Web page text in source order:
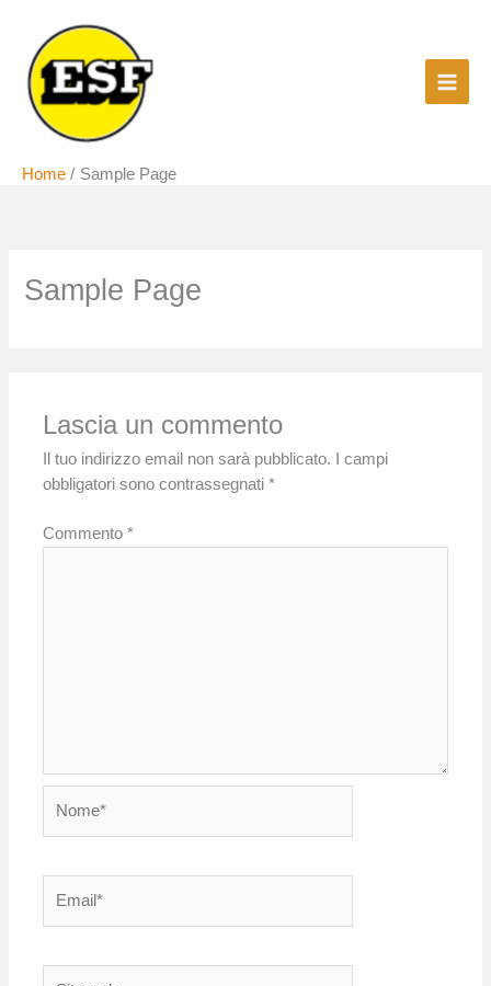
contenuto
Home Sample Page
Sample Page
Lascia un commento
Il tuo indirizzo email non sarà pubblicato.
I campi
obbligatori sono contrassegnati*
Commento*